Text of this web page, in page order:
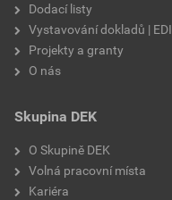
Dodací listy
Vystavování dokladů | EDI
Projekty a granty
O nás
Skupina DEK
O Skupině DEK
Volná pracovní místa
Kariéra